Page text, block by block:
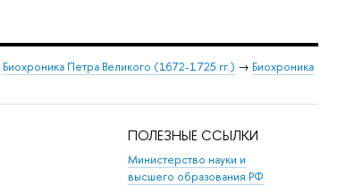
Биохроника Петра Великого (1672-1725 гг.) → Биохроника
ПОЛЕЗНЫЕ ССЫЛКИ
Министерство науки и
высшего образования РФ